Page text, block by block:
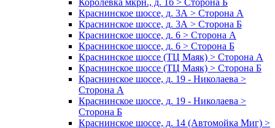
Королёвка мкрн., д. 1б > Сторона Б
Краснинское шоссе, д. 3А > Сторона А
Краснинское шоссе, д. 3А > Сторона Б
Краснинское шоссе, д. 6 > Сторона А
Краснинское шоссе, д. 6 > Сторона Б
Краснинское шоссе (ТЦ Маяк) > Сторона А
Краснинское шоссе (ТЦ Маяк) > Сторона Б
Краснинское шоссе, д. 19 - Николаева >
Сторона А
Краснинское шоссе, д. 19 - Николаева >
Сторона Б
Краснинское шоссе, д. 14 (Автомойка Миг) >